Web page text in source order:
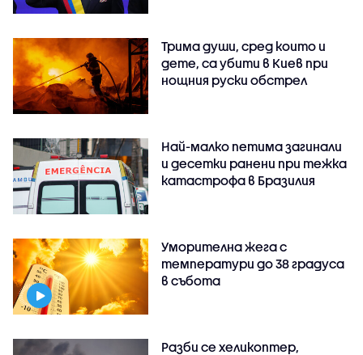
Трима души, сред които и
дете, са убити в Киев при
нощния руски обстрел
Най-малко петима загинали
и десетки ранени при тежка
катастрофа в Бразилия
Уморителна жега с
температури до 38 градуса
в събота
Разби се хеликоптер,